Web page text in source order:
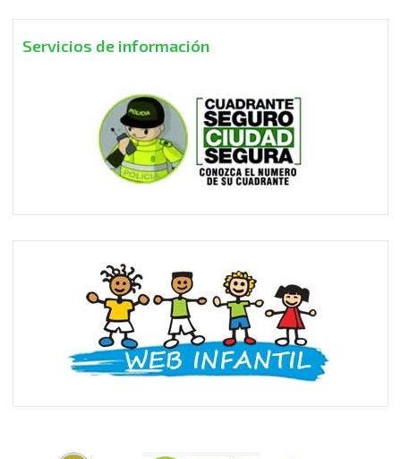
Servicios de información